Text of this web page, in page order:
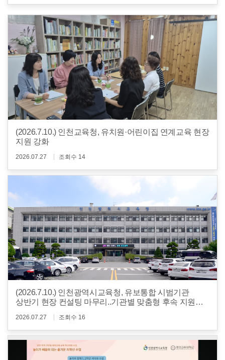
(2026.7.10.) 인천교육청, 유치원·어린이집 연계교육 현장
지원 강화
2026.07.27 조회수 14
(2026.7.10.) 인천광역시교육청, 유보통합 시범기관
상반기 현장 컨설팅 마무리..기관별 맞춤형 후속 지원
2026.07.27 조회수 16